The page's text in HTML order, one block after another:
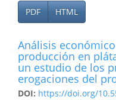
PDF HTML
Análisis
producción en
un estudio de los
erogaciones del
DOI: https://doi.org/